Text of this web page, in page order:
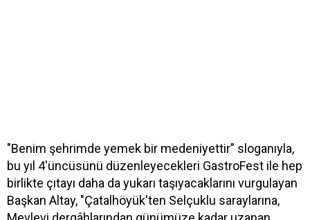
"Benim şehrimde yemek bir medeniyettir” sloganıyla,
bu yıl 4'üncüsünü düzenleyecekleri GastroFest ile hep
birlikte çıtayı daha da yukarı taşıyacaklarını vurgulayan
Başkan Altay, "Çatalhöyük'ten Selçuklu saraylarına,